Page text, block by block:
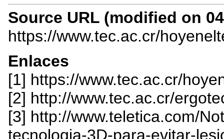
Source URL (modified on
https://www.tec.ac.cr/
Enlaces
[1] https://www.tec.ac.cr/
[2] http://www.tec.ac.cr/
[3] http://www.teletica.com/
tecnologia-3D-para-evitar-